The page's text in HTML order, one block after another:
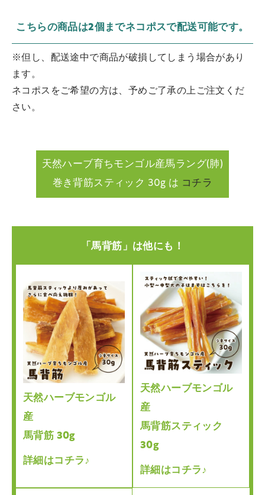
こちらの商品は2個までネコポスで配送可能です。
※但し、配送途中で商品が破損してしまう場合があり
ます。
ネコポスをご希望の方は、予めご了承の上ご注文くだ
さい。
天然ハーブ育ちモンゴル産馬ラング(肺)
巻き背筋スティック 30g は コチラ
「馬背筋」は他にも！
天然ハーブモンゴル
産
馬背筋 30g
詳細はコチラ♪
天然ハーブモンゴル
産
馬背筋スティック
30g
詳細はコチラ♪